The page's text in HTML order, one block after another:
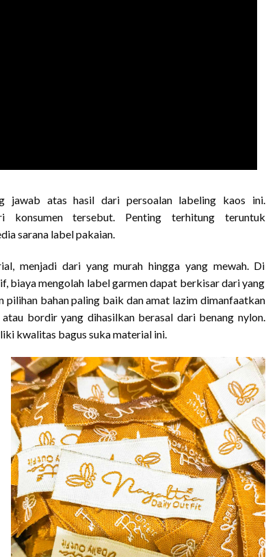
jawab atas hasil dari persoalan labeling kaos ini.
konsumen tersebut. Penting terhitung teruntuk
sarana label pakaian.
menjadi dari yang murah hingga yang mewah. Di
biaya mengolah label garmen dapat berkisar dari yang
pilihan bahan paling baik dan amat lazim dimanfaatkan
bordir yang dihasilkan berasal dari benang nylon.
kwalitas bagus suka material ini.